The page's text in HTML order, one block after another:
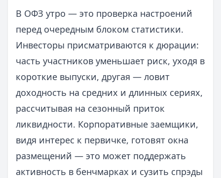
В ОФЗ утро — это проверка настроений
перед очередным блоком статистики.
Инвесторы присматриваются к дюрации:
часть участников уменьшает риск, уходя в
короткие выпуски, другая — ловит
доходность на средних и длинных сериях,
рассчитывая на сезонный приток
ликвидности. Корпоративные заемщики,
видя интерес к первичке, готовят окна
размещений — это может поддержать
активность в бенчмарках и сузить спрэды